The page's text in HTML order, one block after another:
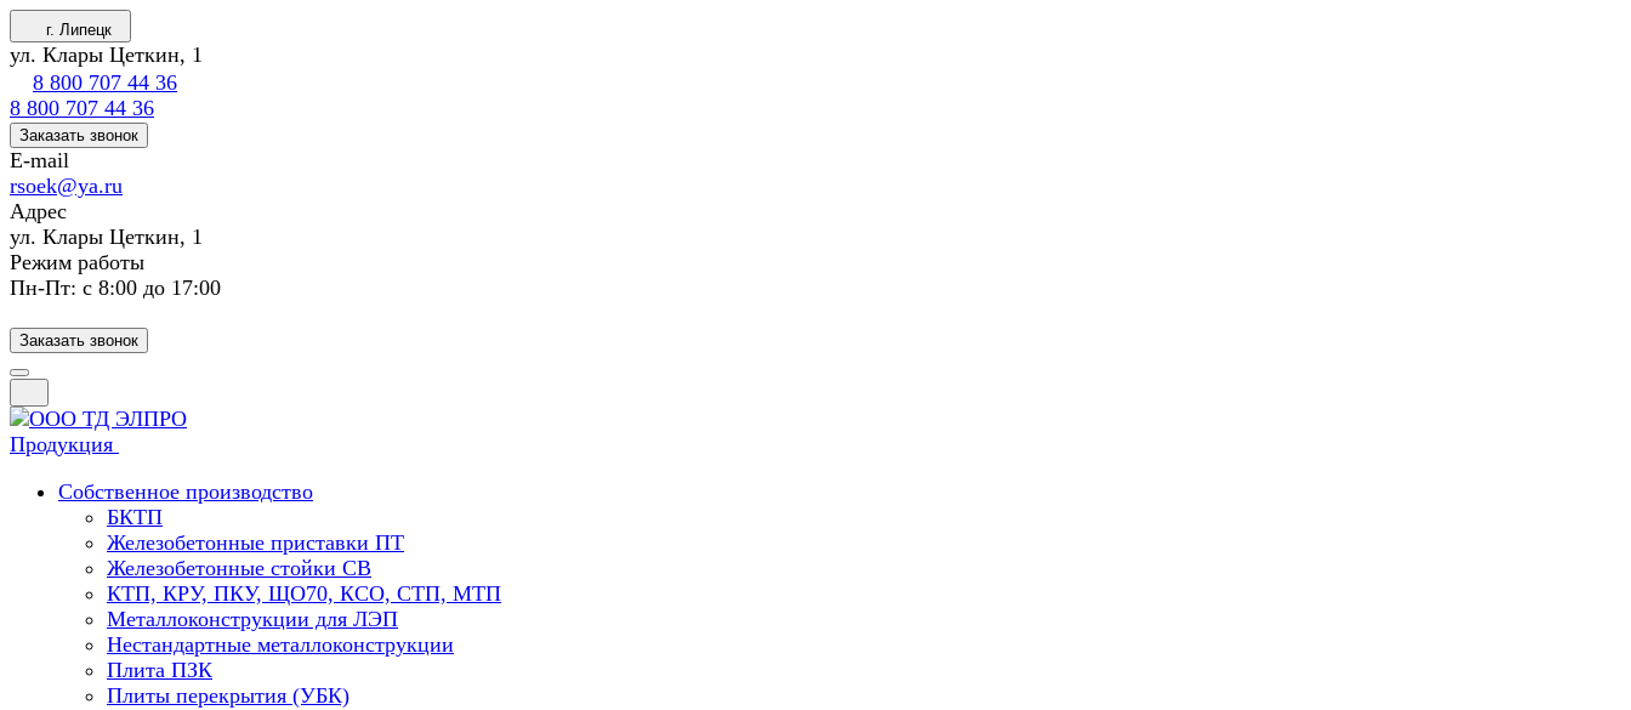
г. Липецк
ул. Клары Цеткин, 1
8 800 707 44 36
8 800 707 44 36
Заказать звонок
E-mail
rsoek@ya.ru
Адрес
ул. Клары Цеткин, 1
Режим работы
Пн-Пт: с 8:00 до 17:00
Заказать звонок
Продукция
Собственное производство
БКТП
Железобетонные приставки ПТ
Железобетонные стойки СВ
КТП, КРУ, ПКУ, ЩО70, КСО, СТП, МТП
Металлоконструкции для ЛЭП
Нестандартные металлоконструкции
Плита ПЗК
Плиты перекрытия (УБК)